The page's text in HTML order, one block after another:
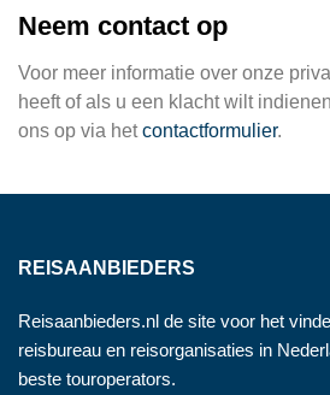
Neem contact op
Voor meer informatie over onze
heeft of als u een klacht wilt
ons op via hetcontactformulier.
REISAANBIEDERS
Reisaanbieders.nl de site voor het
reisbureau en reisorganisaties in
beste touroperators.